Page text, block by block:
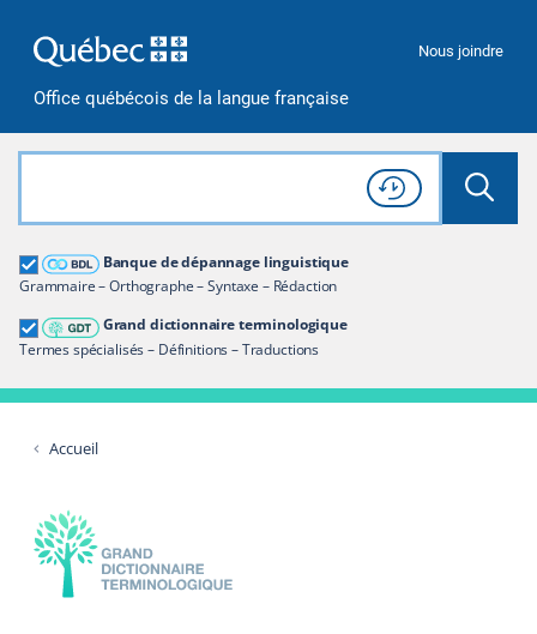
Office québécois de la langue française
Nous joindre
Rechercher dans tout le site
Lancer
Consulter l'
Historique
de recherche
Banque de dépannage linguistique
Grammaire – Orthographe – Syntaxe – Rédaction
Grand dictionnaire terminologique
Termes spécialisés – Définitions – Traductions
Grand dictionnaire terminologique
Restreindre aux termes
Accueil